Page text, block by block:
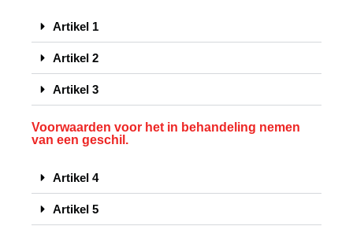
Artikel 1
Artikel 2
Artikel 3
Voorwaarden voor het in behandeling nemen
van een geschil.
Artikel 4
Artikel 5